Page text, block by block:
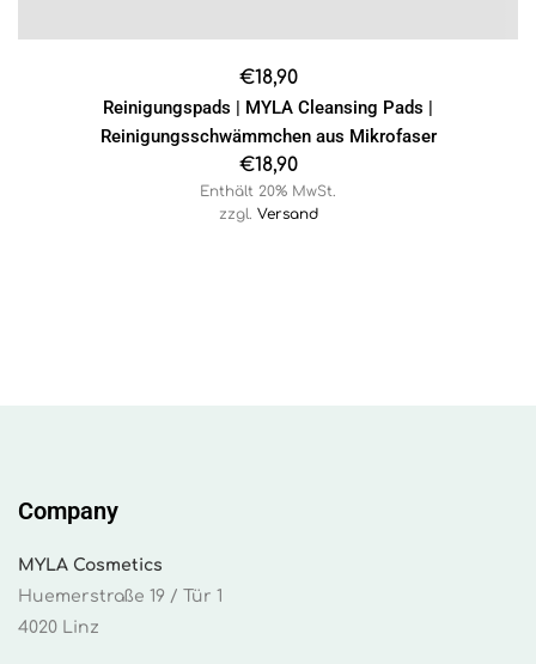
€18,90
Reinigungspads | MYLA Cleansing Pads |
Reinigungsschwämmchen aus Mikrofaser
€18,90
Enthält 20% MwSt.
zzgl. Versand
Company
MYLA Cosmetics
Huemerstraße 19 / Tür 1
4020 Linz